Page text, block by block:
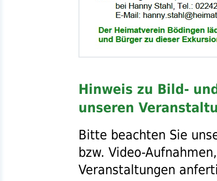
Hinweis zu Bild-
unseren
Bitte beachten Sie
bzw. Video-
Veranstaltungen